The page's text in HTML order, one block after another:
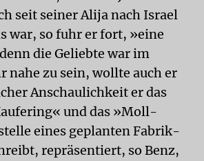
seit seiner Alija nach Israel
war, so fuhr er fort, »eine
die Geliebte war im
nahe zu sein, wollte auch er
Anschaulichkeit er das
und das »Moll-
eines geplanten Fabrik-
repräsentiert, so Benz,